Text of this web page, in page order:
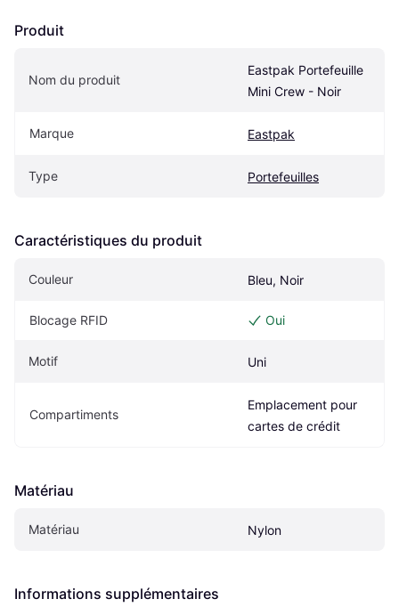
Produit
Nom du produit
Eastpak Portefeuille
Mini Crew - Noir
Marque Eastpak
Type Portefeuilles
Caractéristiques du produit
Couleur Bleu, Noir
Blocage RFID Oui
Motif Uni
Compartiments
Emplacement pour
cartes de crédit
Matériau
Matériau Nylon
Informations supplémentaires